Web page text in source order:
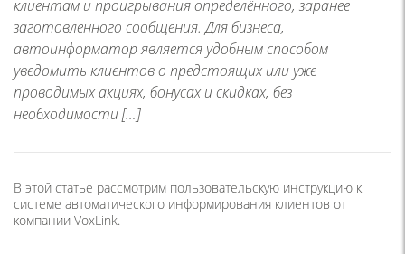
клиентам и проигрывания определённого, заранее
заготовленного сообщения. Для бизнеса,
автоинформатор является удобным способом
уведомить клиентов о предстоящих или уже
проводимых акциях, бонусах и скидках, без
необходимости […]
В этой статье рассмотрим пользовательскую инструкцию к
системе автоматического информирования клиентов от
компании VoxLink.